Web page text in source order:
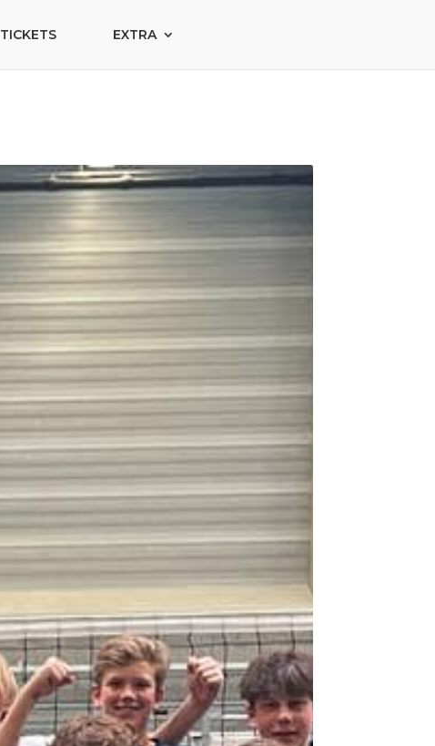
TICKETS EXTRA